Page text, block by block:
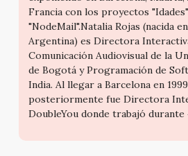
Francia con los proyectos
"NodeMail".Natalia Rojas (nacida
Argentina) es Directora
Comunicación Audiovisual de la
de Bogotá y Programación de
India. Al llegar a Barcelona en
posteriormente fue Directora
DoubleYou donde trabajó durante